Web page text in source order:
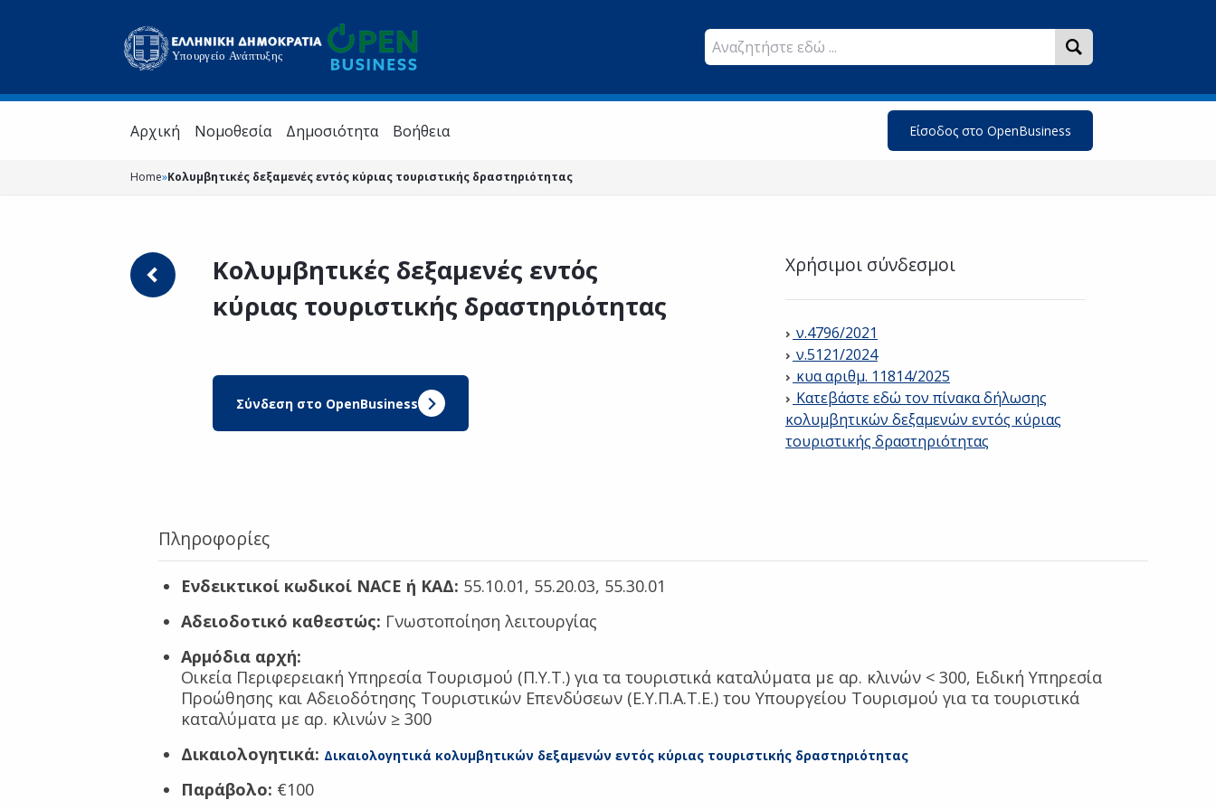
Aρχική Νομοθεσία Δημοσιότητα Βοήθεια Είσοδος στο OpenBusiness
Home»Κολυμβητικές δεξαμενές εντός κύριας τουριστικής δραστηριότητας
Κολυμβητικές δεξαμενές εντός
κύριας τουριστικής δραστηριότητας
Σύνδεση στο OpenBusiness
Χρήσιμοι σύνδεσμοι
ν.4796/2021
ν.5121/2024
κυα αριθμ. 11814/2025
Κατεβάστε εδώ τον πίνακα δήλωσης
κολυμβητικών δεξαμενών εντός κύριας
τουριστικής δραστηριότητας
Πληροφορίες
Ενδεικτικοί κωδικοί NACE ή ΚΑΔ: 55.10.01, 55.20.03, 55.30.01
Αδειοδοτικό καθεστώς: Γνωστοποίηση λειτουργίας
Αρμόδια αρχή:
Οικεία Περιφερειακή Υπηρεσία Τουρισμού (Π.Υ.Τ.) για τα τουριστικά καταλύματα με αρ. κλινών < 300, Ειδική Υπηρεσία
Προώθησης και Αδειοδότησης Τουριστικών Επενδύσεων (Ε.Υ.Π.Α.Τ.Ε.) του Υπουργείου Τουρισμού για τα τουριστικά
καταλύματα με αρ. κλινών ≥ 300
Δικαιολογητικά: Δικαιολογητικά κολυμβητικών δεξαμενών εντός κύριας τουριστικής δραστηριότητας
Παράβολο: €100